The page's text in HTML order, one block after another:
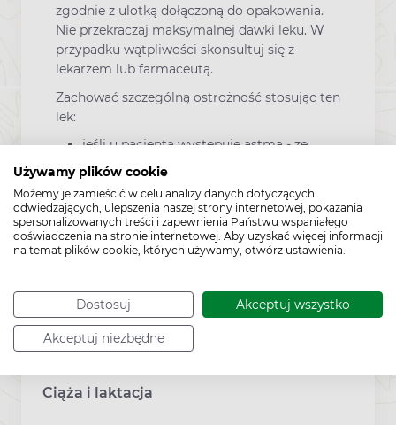
Używamy plików cookie
Możemy je zamieścić w celu analizy danych dotyczących
odwiedzających, ulepszenia naszej strony internetowej, pokazania
spersonalizowanych treści i zapewnienia Państwu wspaniałego
doświadczenia na stronie internetowej. Aby uzyskać więcej informacji
na temat plików cookie, których używamy, otwórz ustawienia.
Dostosuj Akceptuj wszystko
Akceptuj niezbędne
zgodnie z ulotką dołączoną do opakowania.
Nie przekraczaj maksymalnej dawki leku. W
przypadku wątpliwości skonsultuj się z
lekarzem lub farmaceutą.
Zachować szczególną ostrożność stosując ten
lek:
jeśli u pacjenta występuje astma - ze
względu na zawartość sodu benzoesanu
jeśli u pacjenta występuje cukrzyca;
jeśli pacjent ma nietolerancję niektórych
cukrów;
gorączka lub ropna wydzielina należy
niezwłocznie skonsultować się z
lekarzem.
Ciąża i laktacja